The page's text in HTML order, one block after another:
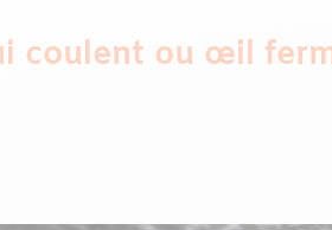
coulent ou œil